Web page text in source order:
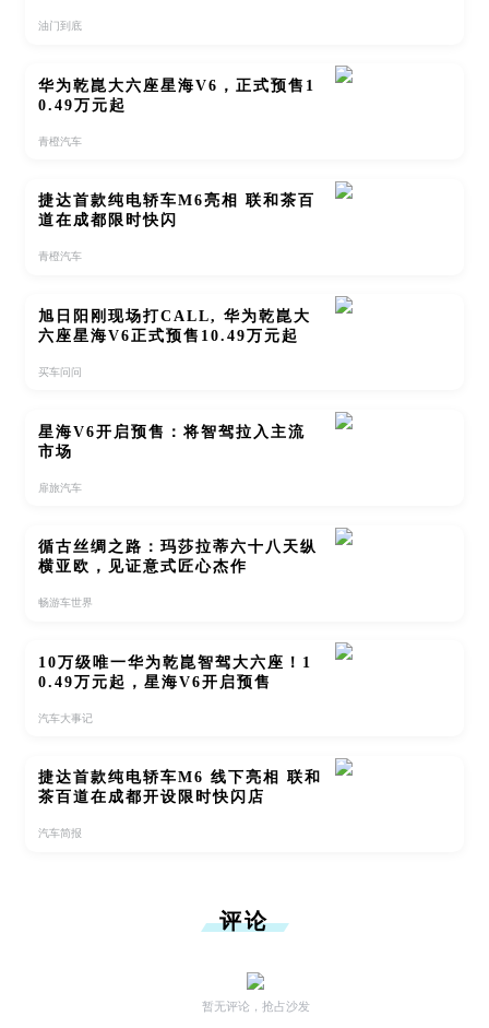
油门到底
华为乾崑大六座星海V6，正式预售1
0.49万元起
青橙汽车
捷达首款纯电轿车M6亮相 联和茶百
道在成都限时快闪
青橙汽车
旭日阳刚现场打CALL, 华为乾崑大
六座星海V6正式预售10.49万元起
买车问问
星海V6开启预售：将智驾拉入主流
市场
扉旅汽车
循古丝绸之路：玛莎拉蒂六十八天纵
横亚欧，见证意式匠心杰作
畅游车世界
10万级唯一华为乾崑智驾大六座！1
0.49万元起，星海V6开启预售
汽车大事记
捷达首款纯电轿车M6 线下亮相 联和
茶百道在成都开设限时快闪店
汽车简报
评论
暂无评论，抢占沙发